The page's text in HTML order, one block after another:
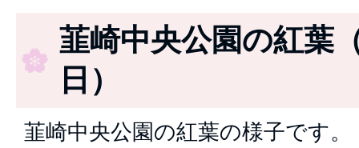
韮崎中央公園の紅葉
日）
韮崎中央公園の紅葉の様子です。